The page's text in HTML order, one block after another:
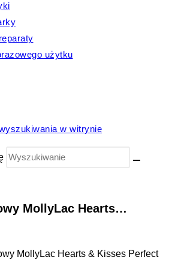
użytku
w witrynie
MollyLac Hearts…
MollyLac Hearts & Kisses Perfect